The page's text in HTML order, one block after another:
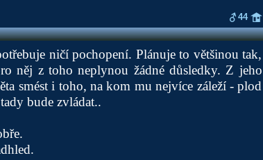
44
ničí pochopení. Plánuje to většinou tak,
něj z toho neplynou žádné důsledky. Z jeho
smést i toho, na kom mu nejvíce záleží - plod
bude zvládat..